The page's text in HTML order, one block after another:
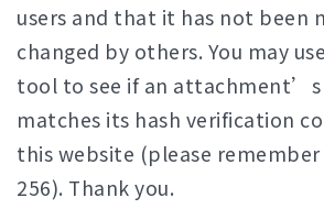
users and that it has not been
changed by others. You may
tool to see if an attachment’s
matches its hash verification
this website (please remember
256). Thank you.